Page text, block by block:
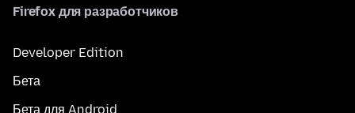
Firefox для разработчиков
Developer Edition
Бета
Бета для Android